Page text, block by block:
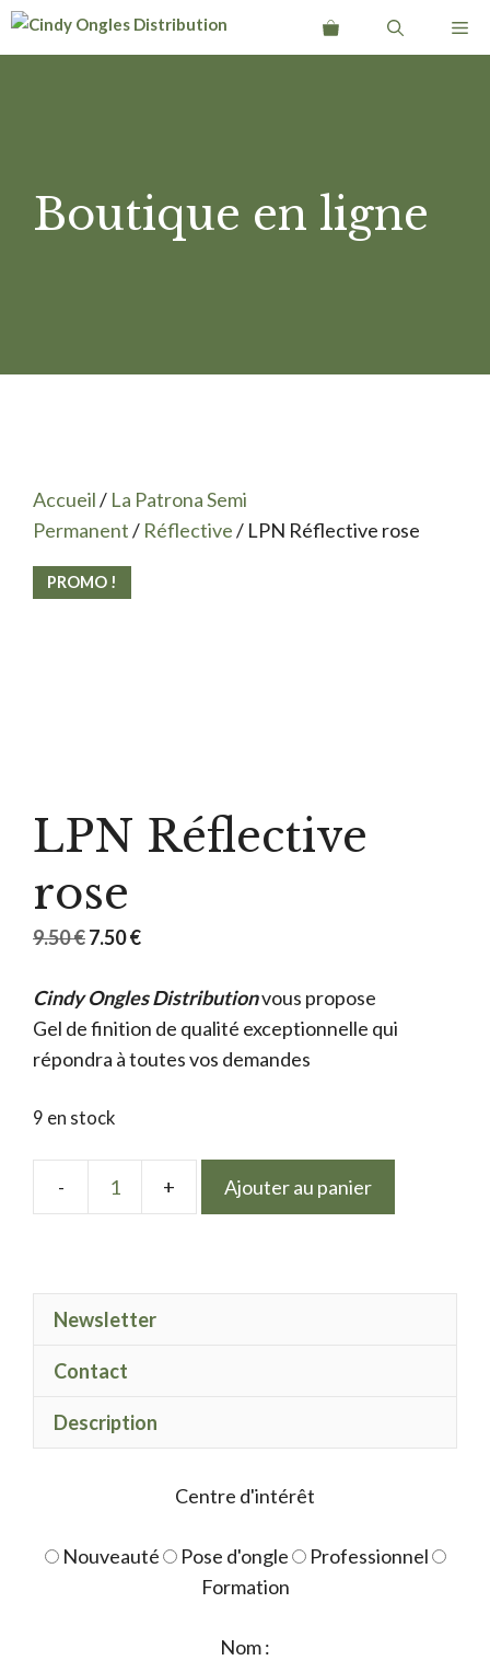
Aller
Boutique en ligne
Accueil/ La Patrona Semi
Permanent/ Réflective/ LPN Réflective rose
PROMO !
LPN Réflective
rose
9.50€Le
initial
était :
9.50 €.
7.50€Le
actuel
est :
7.50 €.
Cindy Ongles Distributionvous propose
Gel de finition de qualité exceptionnelle qui
répondra à toutes vos demandes
9 en stock
quantité
Réflective
Ajouter au panier
Newsletter
Contact
Description
Centre d'intérêt
Nouveauté Pose d'ongle
Professionnel
Formation
Nom :